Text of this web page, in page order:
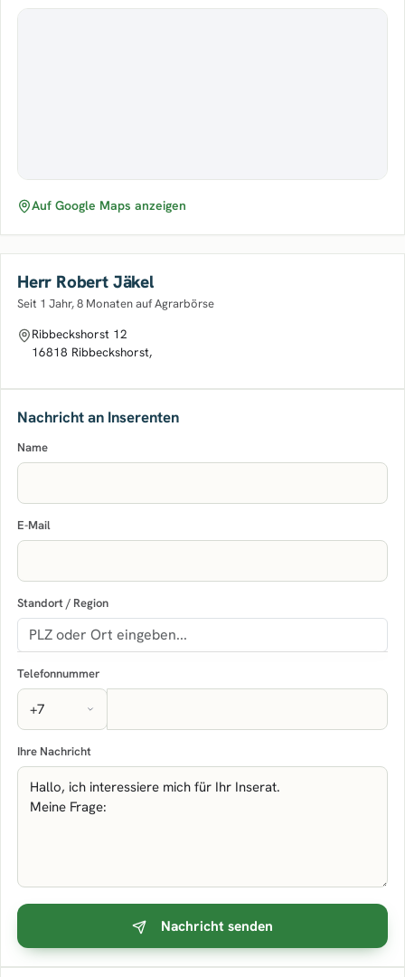
Auf Google Maps anzeigen
Herr Robert Jäkel
Seit 1 Jahr, 8 Monaten auf Agrarbörse
Ribbeckshorst 12
16818 Ribbeckshorst,
Nachricht an Inserenten
Name
E-Mail
Standort / Region
Telefonnummer
Ihre Nachricht
Nachricht senden